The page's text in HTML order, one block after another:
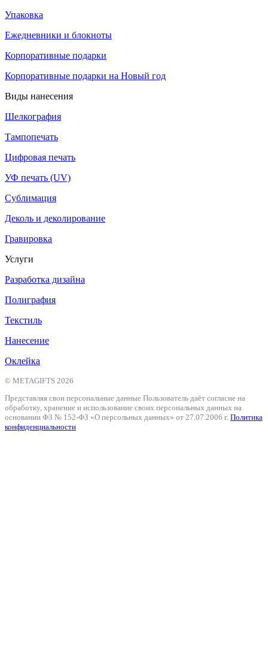
Упаковка
Ежедневники и блокноты
Корпоративные подарки
Корпоративные подарки на Новый год
Виды нанесения
Шелкография
Тампопечать
Цифровая печать
УФ печать (UV)
Сублимация
Деколь и деколирование
Гравировка
Услуги
Разработка дизайна
Полиграфия
Текстиль
Нанесение
Оклейка
© METAGIFTS 2026
Представляя свои персональные данные Пользователь даёт согласие на
обработку, хранение и использование своих персональных данных на
основании ФЗ № 152-ФЗ «О персольных данных» от 27.07.2006 г. Политика
конфиденциальности